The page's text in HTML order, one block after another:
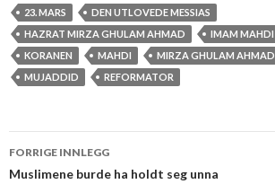
23. MARS
DEN UTLOVEDE MESSIAS
HAZRAT MIRZA GHULAM AHMAD
IMAM MAHDI
KORANEN
MAHDI MIRZA GHULAM AHMAD
MUJADDID
REFORMATOR
Innleggsnavigasjon
FORRIGE INNLEGG
Muslimene burde ha holdt seg unna